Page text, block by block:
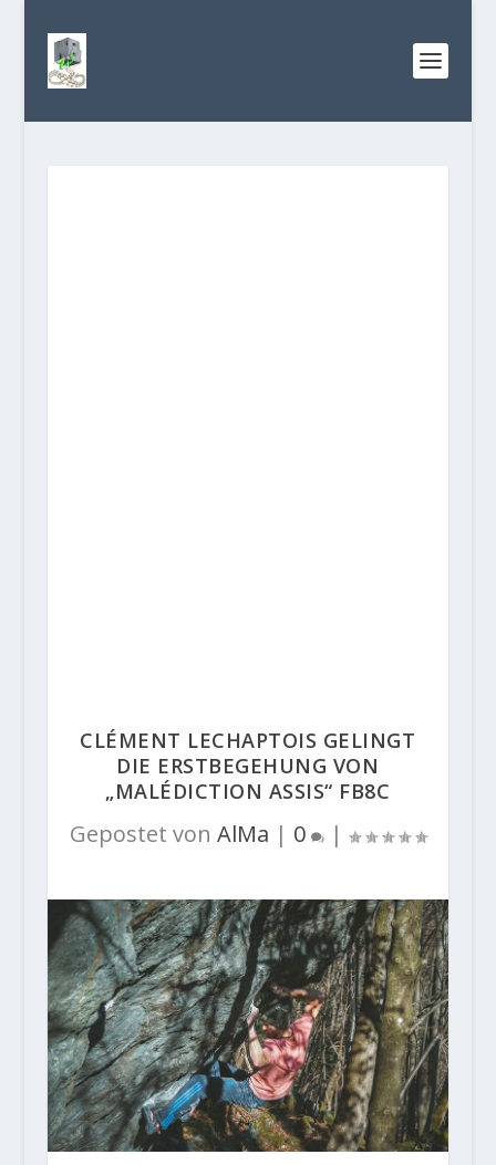
CLÉMENT LECHAPTOIS GELINGT
DIE ERSTBEGEHUNG VON
„MALÉDICTION ASSIS“ FB8C
Gepostet von AlMa | 0 |